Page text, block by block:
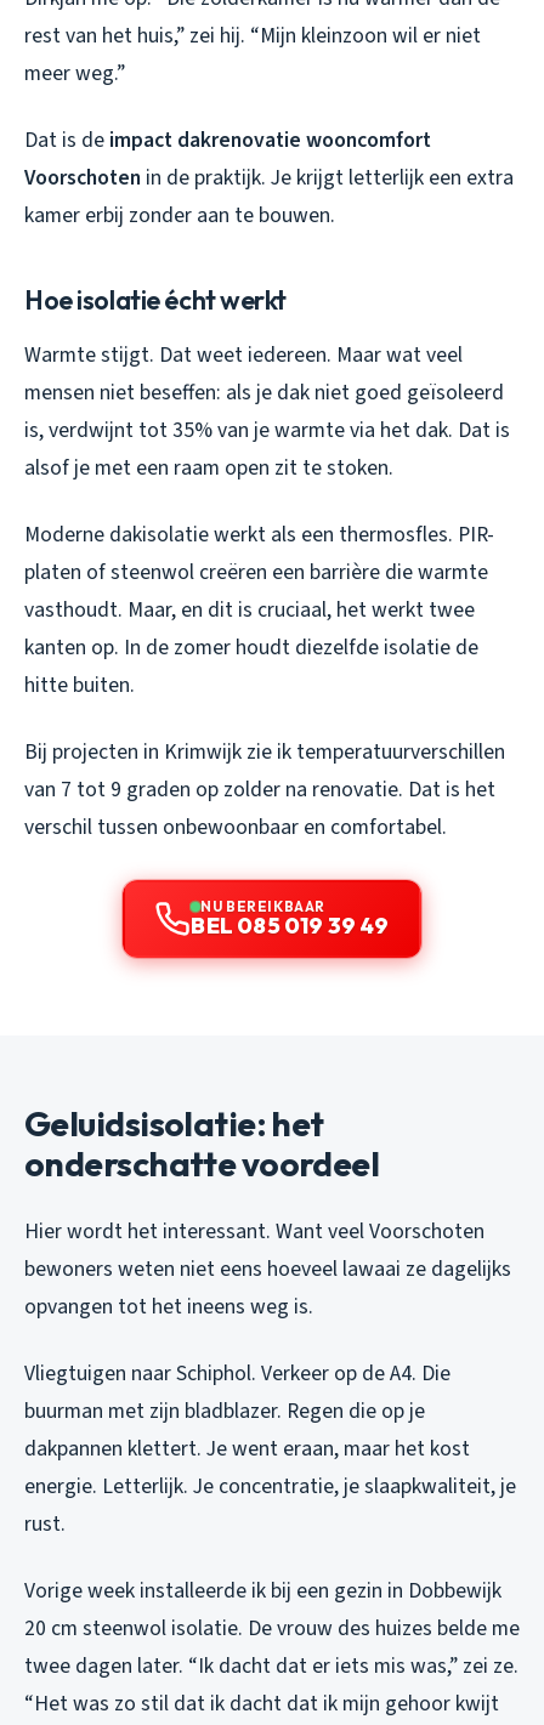
rest van het huis,” zei hij. “Mijn kleinzoon wil er niet
meer weg.”
Dat is de impact dakrenovatie wooncomfort
Voorschoten in de praktijk. Je krijgt letterlijk een extra
kamer erbij zonder aan te bouwen.
Hoe isolatie écht werkt
Warmte stijgt. Dat weet iedereen. Maar wat veel
mensen niet beseffen: als je dak niet goed geïsoleerd
is, verdwijnt tot 35% van je warmte via het dak. Dat is
alsof je met een raam open zit te stoken.
Moderne dakisolatie werkt als een thermosfles. PIR-
platen of steenwol creëren een barrière die warmte
vasthoudt. Maar, en dit is cruciaal, het werkt twee
kanten op. In de zomer houdt diezelfde isolatie de
hitte buiten.
Bij projecten in Krimwijk zie ik temperatuurverschillen
van 7 tot 9 graden op zolder na renovatie. Dat is het
verschil tussen onbewoonbaar en comfortabel.
NU BEREIKBAAR
BEL 085 019 39 49
Geluidsisolatie: het
onderschatte voordeel
Hier wordt het interessant. Want veel Voorschoten
bewoners weten niet eens hoeveel lawaai ze dagelijks
opvangen tot het ineens weg is.
Vliegtuigen naar Schiphol. Verkeer op de A4. Die
buurman met zijn bladblazer. Regen die op je
dakpannen klettert. Je went eraan, maar het kost
energie. Letterlijk. Je concentratie, je slaapkwaliteit, je
rust.
Vorige week installeerde ik bij een gezin in Dobbewijk
20 cm steenwol isolatie. De vrouw des huizes belde me
twee dagen later. “Ik dacht dat er iets mis was,” zei ze.
“Het was zo stil dat ik dacht dat ik mijn gehoor kwijt